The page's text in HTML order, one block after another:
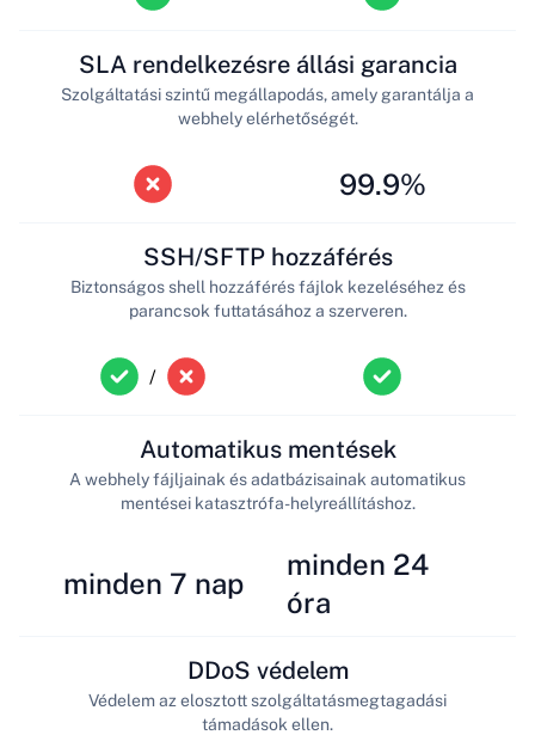
SLA rendelkezésre állási garancia
Szolgáltatási szintű megállapodás, amely garantálja a
webhely elérhetőségét.
99.9%
/
SSH/SFTP hozzáférés
Biztonságos shell hozzáférés fájlok kezeléséhez és
parancsok futtatásához a szerveren.
minden 7 nap
Automatikus mentések
A webhely fájljainak és adatbázisainak automatikus
mentései katasztrófa-helyreállításhoz.
minden 24
óra
DDoS védelem
Védelem az elosztott szolgáltatásmegtagadási
támadások ellen.